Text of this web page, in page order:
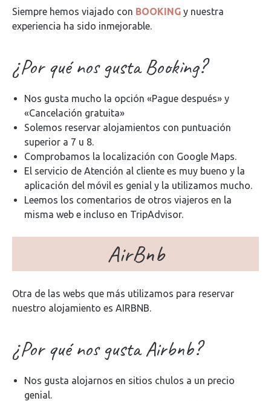
Siempre hemos viajado con BOOKING y nuestra
experiencia ha sido inmejorable.
¿Por qué nos gusta Booking?
Nos gusta mucho la opción «Pague después» y
«Cancelación gratuita»
Solemos reservar alojamientos con puntuación
superior a 7 u 8.
Comprobamos la localización con Google Maps.
El servicio de Atención al cliente es muy bueno y la
aplicación del móvil es genial y la utilizamos mucho.
Leemos los comentarios de otros viajeros en la
misma web e incluso en TripAdvisor.
AirBnb
Otra de las webs que más utilizamos para reservar
nuestro alojamiento es AIRBNB.
¿Por qué nos gusta Airbnb?
Nos gusta alojarnos en sitios chulos a un precio
genial.